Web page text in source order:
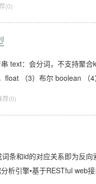
(0)
text：会分词，不支持聚
（3）布尔 boolean （
荐(0)
条和id的对应关系即为反
析引擎•基于RESTful web